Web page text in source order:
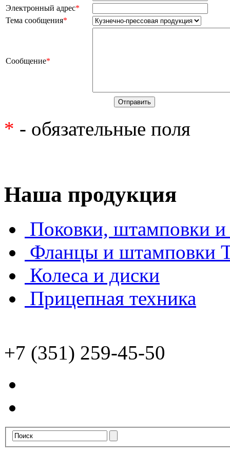
Электронный адрес*
Тема сообщения*
Сообщение*
* - обязательные поля
Наша продукция
Поковки, штамповки и
Фланцы и штамповки
Колеса и диски
Прицепная техника
+7 (351) 259-45-50